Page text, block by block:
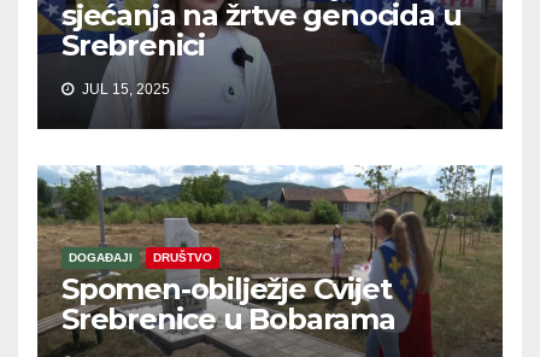
sjećanja na žrtve genocida u
Srebrenici
JUL 15, 2025
DOGAĐAJI DRUŠTVO
Spomen-obilježje Cvijet
Srebrenice u Bobarama